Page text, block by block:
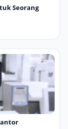
Seorang